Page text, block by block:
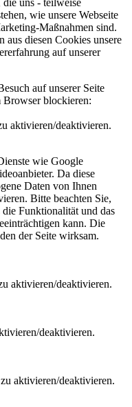
uns - teilweise
wie unsere Webseite
Maßnahmen sind.
diesen Cookies unsere
auf unserer
auf unserer Seite
Browser blockieren:
aktivieren/deaktivieren.
wie Google
Da diese
Daten von Ihnen
Bitte beachten Sie,
Funktionalität und das
kann. Die
der Seite wirksam.
aktivieren/deaktivieren.
deaktivieren.
aktivieren/deaktivieren.